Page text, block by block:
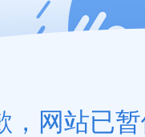
，网站已